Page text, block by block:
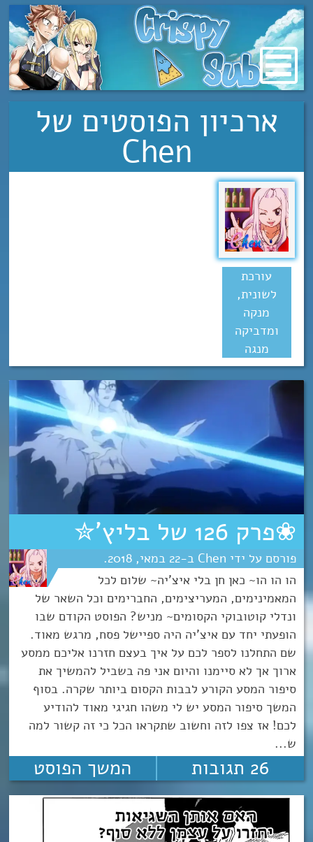
מעבר
לתוכן
ארכיון הפוסטים של
Chen
עורכת
לשונית,
מנקה
ומדביקה
מנגה
❀פרק 126 של בליץ’✮
Chen
22 מאי 2018
הו הו הו~ כאן חן בלי איצ’יה~ שלום לכל
המאמינימים, המעריצימים, החברימים וכל השאר של
ונדלי קוטובוקי הקסומים~ מניש? הפוסט הקודם שבו
הופעתי יחד עם איצ'יה היה ספיישל פסח, מרגש מאוד.
שם התחלנו לספר לכם על איך בעצם חזרנו אליכם ממסע
ארוך אך לא סיימנו והיום אני פה בשביל להמשיך את
סיפור המסע הקורע לבבות הקסום ביותר שקרה. בסוף
המשך סיפור המסע יש לי משהו חגיגי מאוד להודיע
לכם! אז צפו לזה וחשוב שתקראו הכל כי זה קשור למה
ש...
26 תגובות המשך הפוסט